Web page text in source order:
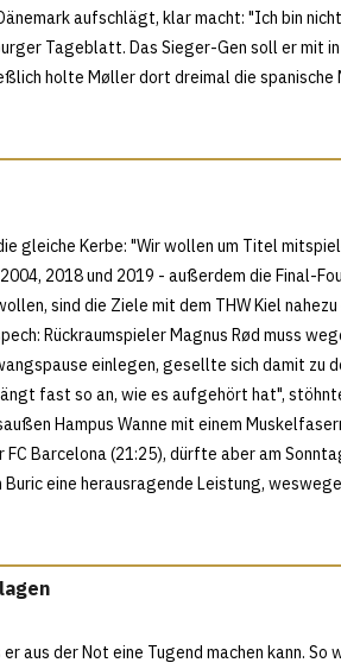
aufschlägt, klar macht: "Ich bin
Tageblatt. Das Sieger-Gen soll er mit
holte Møller dort dreimal die
gleiche Kerbe: "Wir wollen um Titel
2018 und 2019 - außerdem die Final-
sind die Ziele mit dem THW Kiel
Rückraumspieler Magnus Rød muss
einlegen, gesellte sich damit zu
fast so an, wie es aufgehört hat",
Hampus Wanne mit einem
Barcelona (21:25), dürfte aber am
eine herausragende Leistung,
aus der Not eine Tugend machen kann.